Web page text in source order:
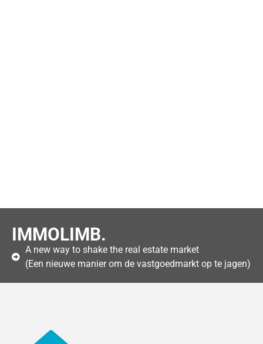
IMMOLIMB.
A new way to shake the real estate market
(Een nieuwe manier om de vastgoedmarkt op te jagen)